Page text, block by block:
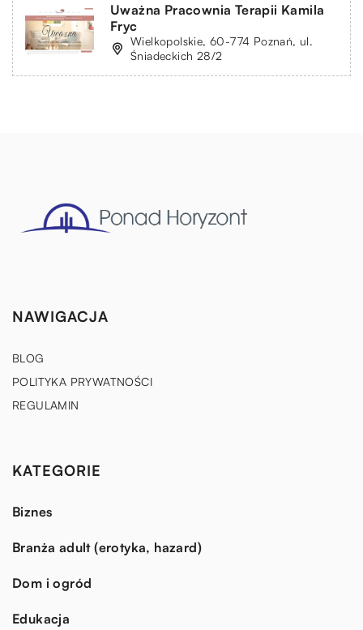
Uważna Pracownia Terapii Kamila
Fryc
Wielkopolskie, 60-774 Poznań, ul.
Śniadeckich 28/2
NAWIGACJA
BLOG
POLITYKA PRYWATNOŚCI
REGULAMIN
KATEGORIE
Biznes
Branża adult (erotyka, hazard)
Dom i ogród
Edukacja